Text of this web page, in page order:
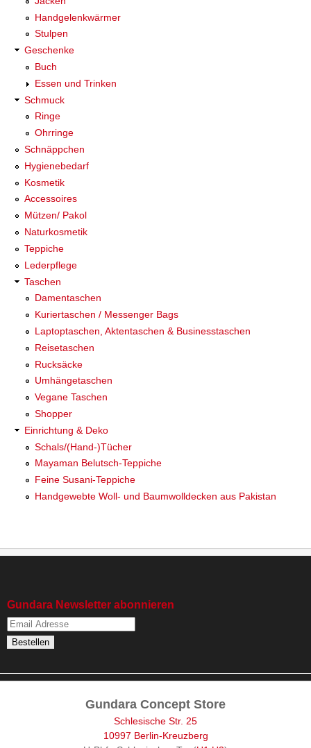
Handgelenkwärmer
Stulpen
Geschenke
Buch
Essen und Trinken
Schmuck
Ringe
Ohrringe
Schnäppchen
Hygienebedarf
Kosmetik
Accessoires
Mützen/ Pakol
Naturkosmetik
Teppiche
Lederpflege
Taschen
Damentaschen
Kuriertaschen / Messenger Bags
Laptoptaschen, Aktentaschen & Businesstaschen
Reisetaschen
Rucksäcke
Umhängetaschen
Vegane Taschen
Shopper
Einrichtung & Deko
Schals/(Hand-)Tücher
Mayaman Belutsch-Teppiche
Feine Susani-Teppiche
Handgewebte Woll- und Baumwolldecken aus Pakistan
Gundara Newsletter abonnieren
Gundara Concept Store
Schlesische Str. 25
10997 Berlin-Kreuzberg